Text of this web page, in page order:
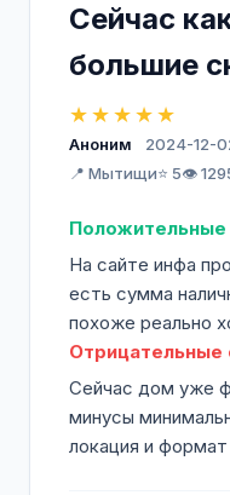
Сейчас
большие
★★★★★
Аноним
2024-12-
📍 Мытищи⭐ 5👁️
На сайте инфа
есть сумма
похоже реально
Отрицательные
Сейчас дом уже
минусы
локация и